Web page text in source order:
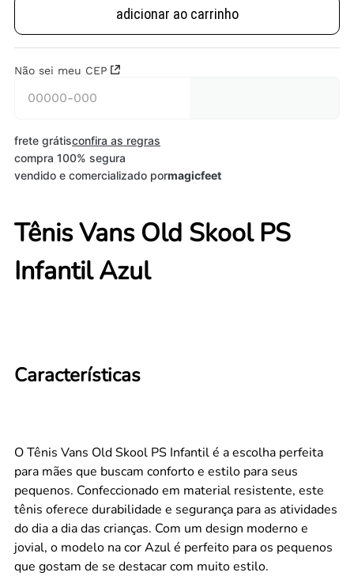
adicionar ao carrinho
Não sei meu CEP
frete grátisconfira as regras
compra 100% segura
vendido e comercializado pormagicfeet
Tênis Vans Old Skool PS
Infantil Azul
Características
O Tênis Vans Old Skool PS Infantil é a escolha perfeita
para mães que buscam conforto e estilo para seus
pequenos. Confeccionado em material resistente, este
tênis oferece durabilidade e segurança para as atividades
do dia a dia das crianças. Com um design moderno e
jovial, o modelo na cor Azul é perfeito para os pequenos
que gostam de se destacar com muito estilo.